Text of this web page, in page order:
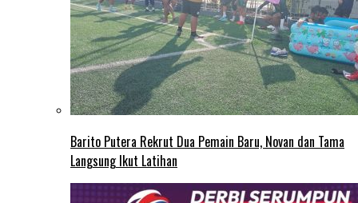
Barito Putera Rekrut Dua Pemain Baru, Novan dan Tama
Langsung Ikut Latihan